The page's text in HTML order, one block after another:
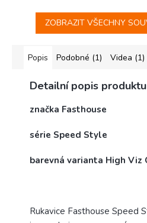
ZOBRAZIT VŠECHNY
Popis Podobné (1) Videa (1)
Detailní popis produktu
značka Fasthouse
série Speed Style
barevná varianta High Viz
Rukavice Fasthouse Speed